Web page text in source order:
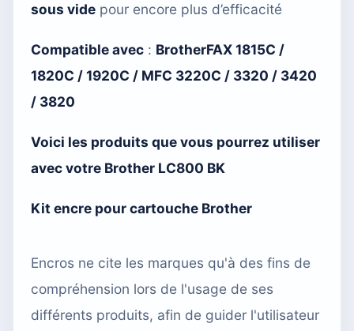
sous vide pour encore plus d’efficacité
Compatible avec : BrotherFAX 1815C /
1820C / 1920C / MFC 3220C / 3320 / 3420
/ 3820
Voici les produits que vous pourrez utiliser
avec votre Brother LC800 BK
Kit encre pour cartouche Brother
Encros ne cite les marques qu'à des fins de
compréhension lors de l'usage de ses
différents produits, afin de guider l'utilisateur